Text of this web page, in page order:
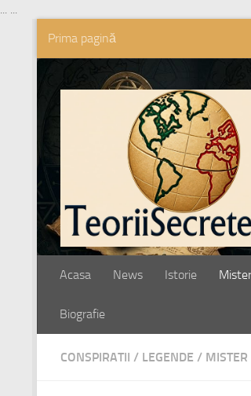
... ...
Skip to content
Prima pagină
Acasa News Istorie Mister
Biografie
CONSPIRATII / LEGENDE / MISTER